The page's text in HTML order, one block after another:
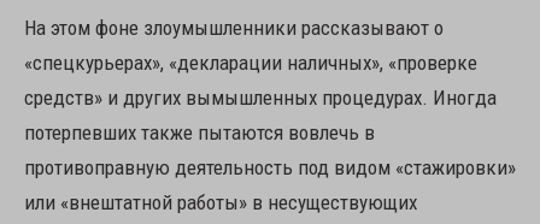
На этом фоне злоумышленники рассказывают о
«спецкурьерах», «декларации наличных», «проверке
средств» и других вымышленных процедурах. Иногда
потерпевших также пытаются вовлечь в
противоправную деятельность под видом «стажировки»
или «внештатной работы» в несуществующих